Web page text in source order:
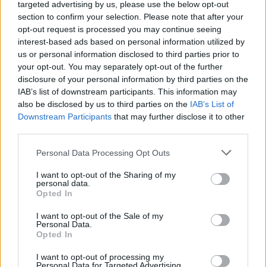
targeted advertising by us, please use the below opt-out
section to confirm your selection. Please note that after your
opt-out request is processed you may continue seeing
interest-based ads based on personal information utilized by
us or personal information disclosed to third parties prior to
your opt-out. You may separately opt-out of the further
disclosure of your personal information by third parties on the
IAB’s list of downstream participants. This information may
also be disclosed by us to third parties on the IAB’s List of
Downstream Participants that may further disclose it to other
Personal Data Processing Opt Outs
I want to opt-out of the Sharing of my
personal data.
Opted In
I want to opt-out of the Sale of my
Personal Data.
Opted In
I want to opt-out of processing my
maximális szinten lett meghatározva. Az Axon M 3 éves
változó kamatozású kötvény, kamata...
KEDVES OLVASÓNK!
A keresett cikk a portfolio.hu hírarchívumához
tartozik, melynek olvasása előfizetéses
regisztrációhoz kötött.
Az előfizetés a következőket tartalmazza:
Portfolio.hu teljes cikkarchívum
kötéslistái
MÁR ELŐFIZETŐNK VAGY? BEJELENTKEZÉS